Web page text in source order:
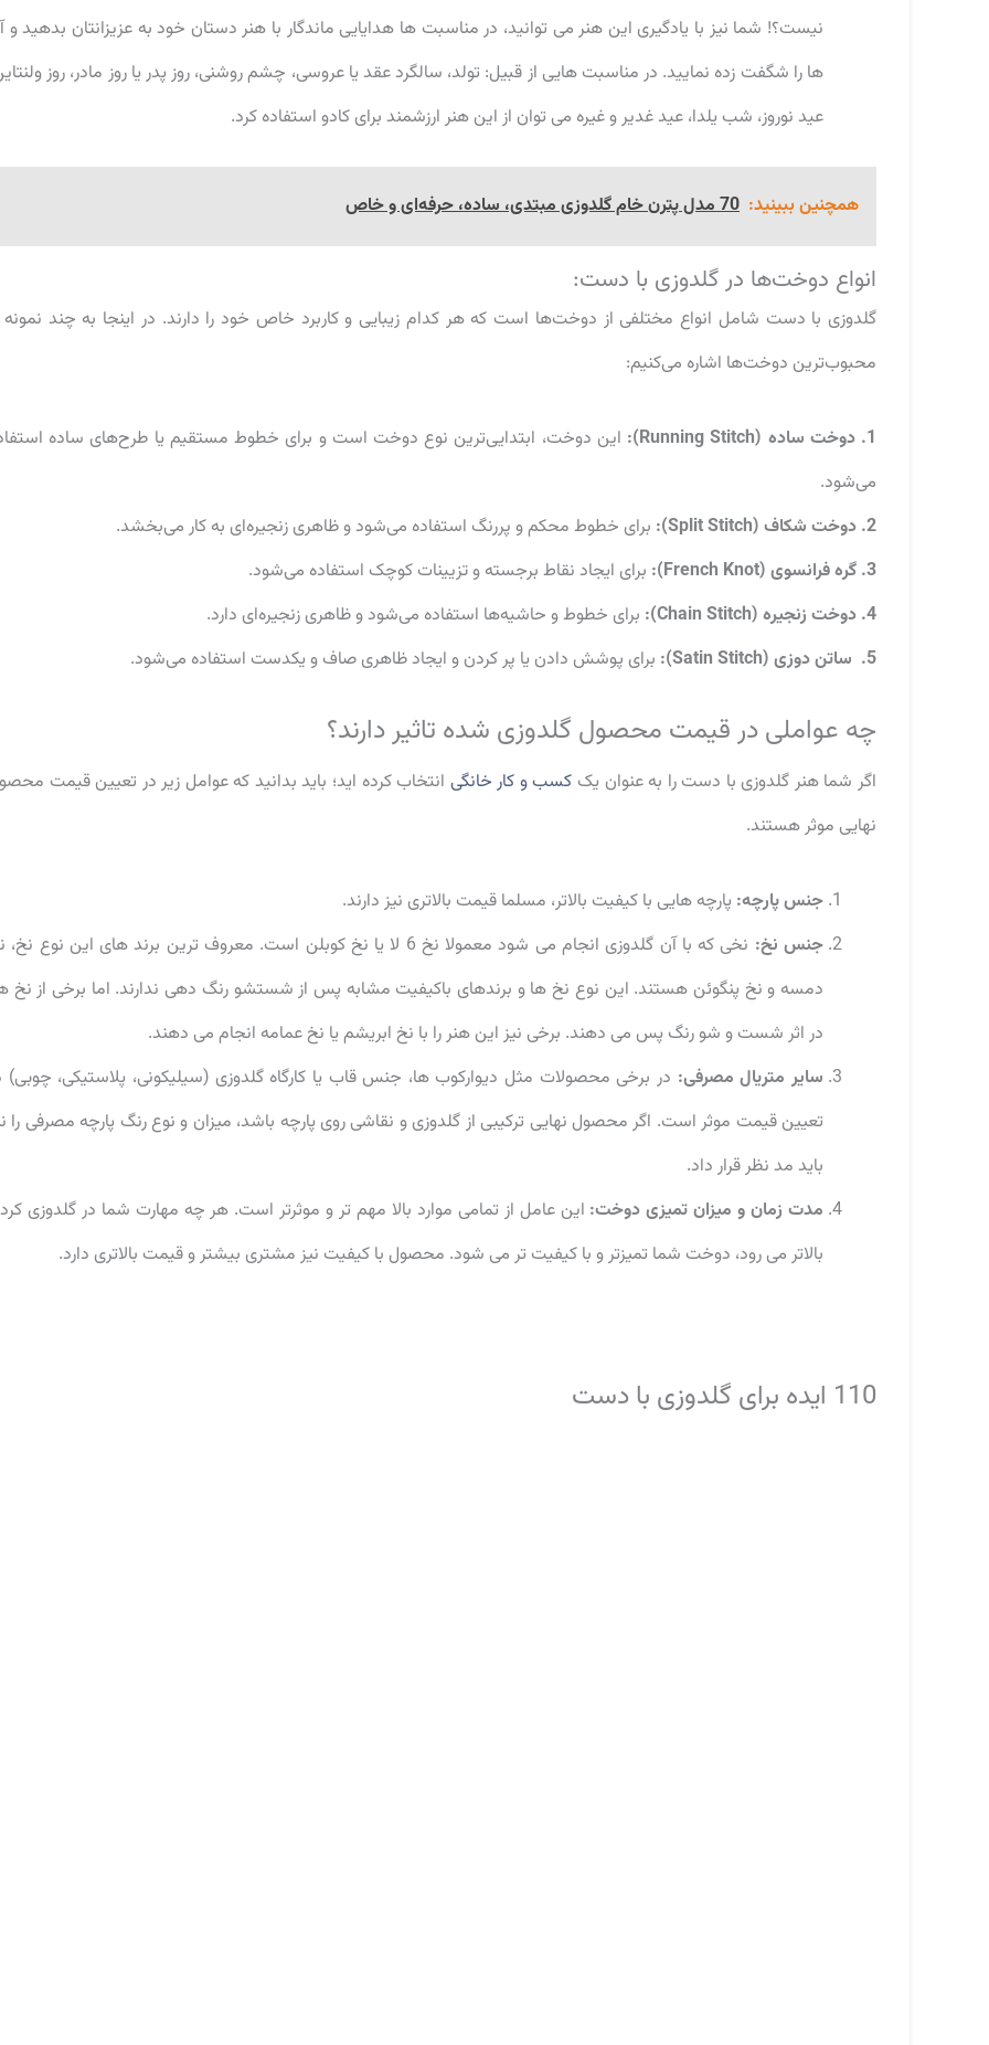
نیست؟! شما نیز با یادگیری این هنر می توانید، در مناسبت ها هدایایی ماندگار با هنر دستان خود به عزیزانتان بدهید و
ها را شگفت زده نمایید. در مناسبت هایی از قبیل: تولد، سالگرد عقد یا عروسی، چشم روشنی، روز پدر یا روز مادر، روز
عید نوروز، شب یلدا، عید غدیر و غیره می توان از این هنر ارزشمند برای کادو استفاده کرد.
همچنین ببینید: 70 مدل پترن خام گلدوزی مبتدی، ساده، حرفه‌ای و خاص
انواع دوخت‌ها در گلدوزی با دست:
گلدوزی با دست شامل انواع مختلفی از دوخت‌ها است که هر کدام زیبایی و کاربرد خاص خود را دارند. در اینجا به چند نمونه
محبوب‌ترین دوخت‌ها اشاره می‌کنیم:
1. دوخت ساده (Running Stitch):
این دوخت، ابتدایی‌ترین نوع دوخت است و برای خطوط مستقیم یا طرح‌های ساده
می‌شود.
2. دوخت شکاف (Split Stitch):
برای خطوط محکم و پررنگ استفاده می‌شود و ظاهری زنجیره‌ای به کار می‌بخشد.
3. گره فرانسوی (French Knot):
برای ایجاد نقاط برجسته و تزیینات کوچک استفاده می‌شود.
4. دوخت زنجیره (Chain Stitch):
برای خطوط و حاشیه‌ها استفاده می‌شود و ظاهری زنجیره‌ای دارد.
5. ساتن دوزی (Satin Stitch):
برای پوشش دادن یا پر کردن و ایجاد ظاهری صاف و یکدست استفاده می‌شود.
چه عواملی در قیمت محصول گلدوزی شده تاثیر دارند؟
اگر شما هنر گلدوزی با دست را به عنوان یک کسب و کار خانگی انتخاب کرده اید؛ باید بدانید که عوامل زیر در تعیین قیمت
نهایی موثر هستند.
جنس پارچه: پارچه هایی با کیفیت بالاتر، مسلما قیمت بالاتری نیز دارند.
جنس نخ:
نخی که با آن گلدوزی انجام می شود معمولا نخ 6 لا یا نخ کوبلن است. معروف ترین برند های این نوع
دمسه و نخ پنگوئن هستند. این نوع نخ ها و برندهای باکیفیت مشابه پس از شستشو رنگ دهی ندارند. اما برخی از نخ
در اثر شست و شو رنگ پس می دهند. برخی نیز این هنر را با نخ ابریشم یا نخ عمامه انجام می دهند.
سایر متریال مصرفی: در برخی محصولات مثل دیوارکوب ها، جنس قاب یا کارگاه گلدوزی (سیلیکونی، پلاستیکی، چوبی)
تعیین قیمت موثر است. اگر محصول نهایی ترکیبی از گلدوزی و نقاشی روی پارچه باشد، میزان و نوع رنگ پارچه مصرفی را
باید مد نظر قرار داد.
مدت زمان و میزان تمیزی دوخت: این عامل از تمامی موارد بالا مهم تر و موثرتر است. هر چه مهارت شما در گلدوزی
بالاتر می رود، دوخت شما تمیزتر و با کیفیت تر می شود. محصول با کیفیت نیز مشتری بیشتر و قیمت بالاتری دارد.
110 ایده برای گلدوزی با دست